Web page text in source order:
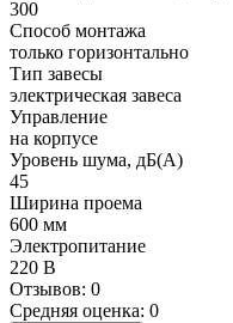
300
Способ монтажа
только горизонтально
Тип завесы
электрическая завеса
Управление
на корпусе
Уровень шума, дБ(А)
45
Ширина проема
600 мм
Электропитание
220 В
Отзывов: 0
Средняя оценка: 0